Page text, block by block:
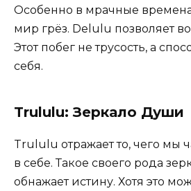
Особенно в мрачные времена
мир грёз. Delulu позволяет
Этот побег не трусость, а
себя.
Trululu: Зеркало Души
Trululu отражает то, чего мы
в себе. Такое своего рода
обнажает истину. Хотя это